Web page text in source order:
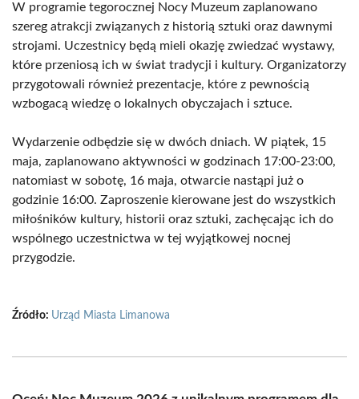
W programie tegorocznej Nocy Muzeum zaplanowano
szereg atrakcji związanych z historią sztuki oraz dawnymi
strojami. Uczestnicy będą mieli okazję zwiedzać wystawy,
które przeniosą ich w świat tradycji i kultury. Organizatorzy
przygotowali również prezentacje, które z pewnością
wzbogacą wiedzę o lokalnych obyczajach i sztuce.
Wydarzenie odbędzie się w dwóch dniach. W piątek, 15
maja, zaplanowano aktywności w godzinach 17:00-23:00,
natomiast w sobotę, 16 maja, otwarcie nastąpi już o
godzinie 16:00. Zaproszenie kierowane jest do wszystkich
miłośników kultury, historii oraz sztuki, zachęcając ich do
wspólnego uczestnictwa w tej wyjątkowej nocnej
przygodzie.
Źródło: Urząd Miasta Limanowa